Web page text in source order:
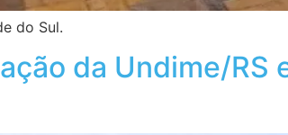
do Sul.
da Undime/RS